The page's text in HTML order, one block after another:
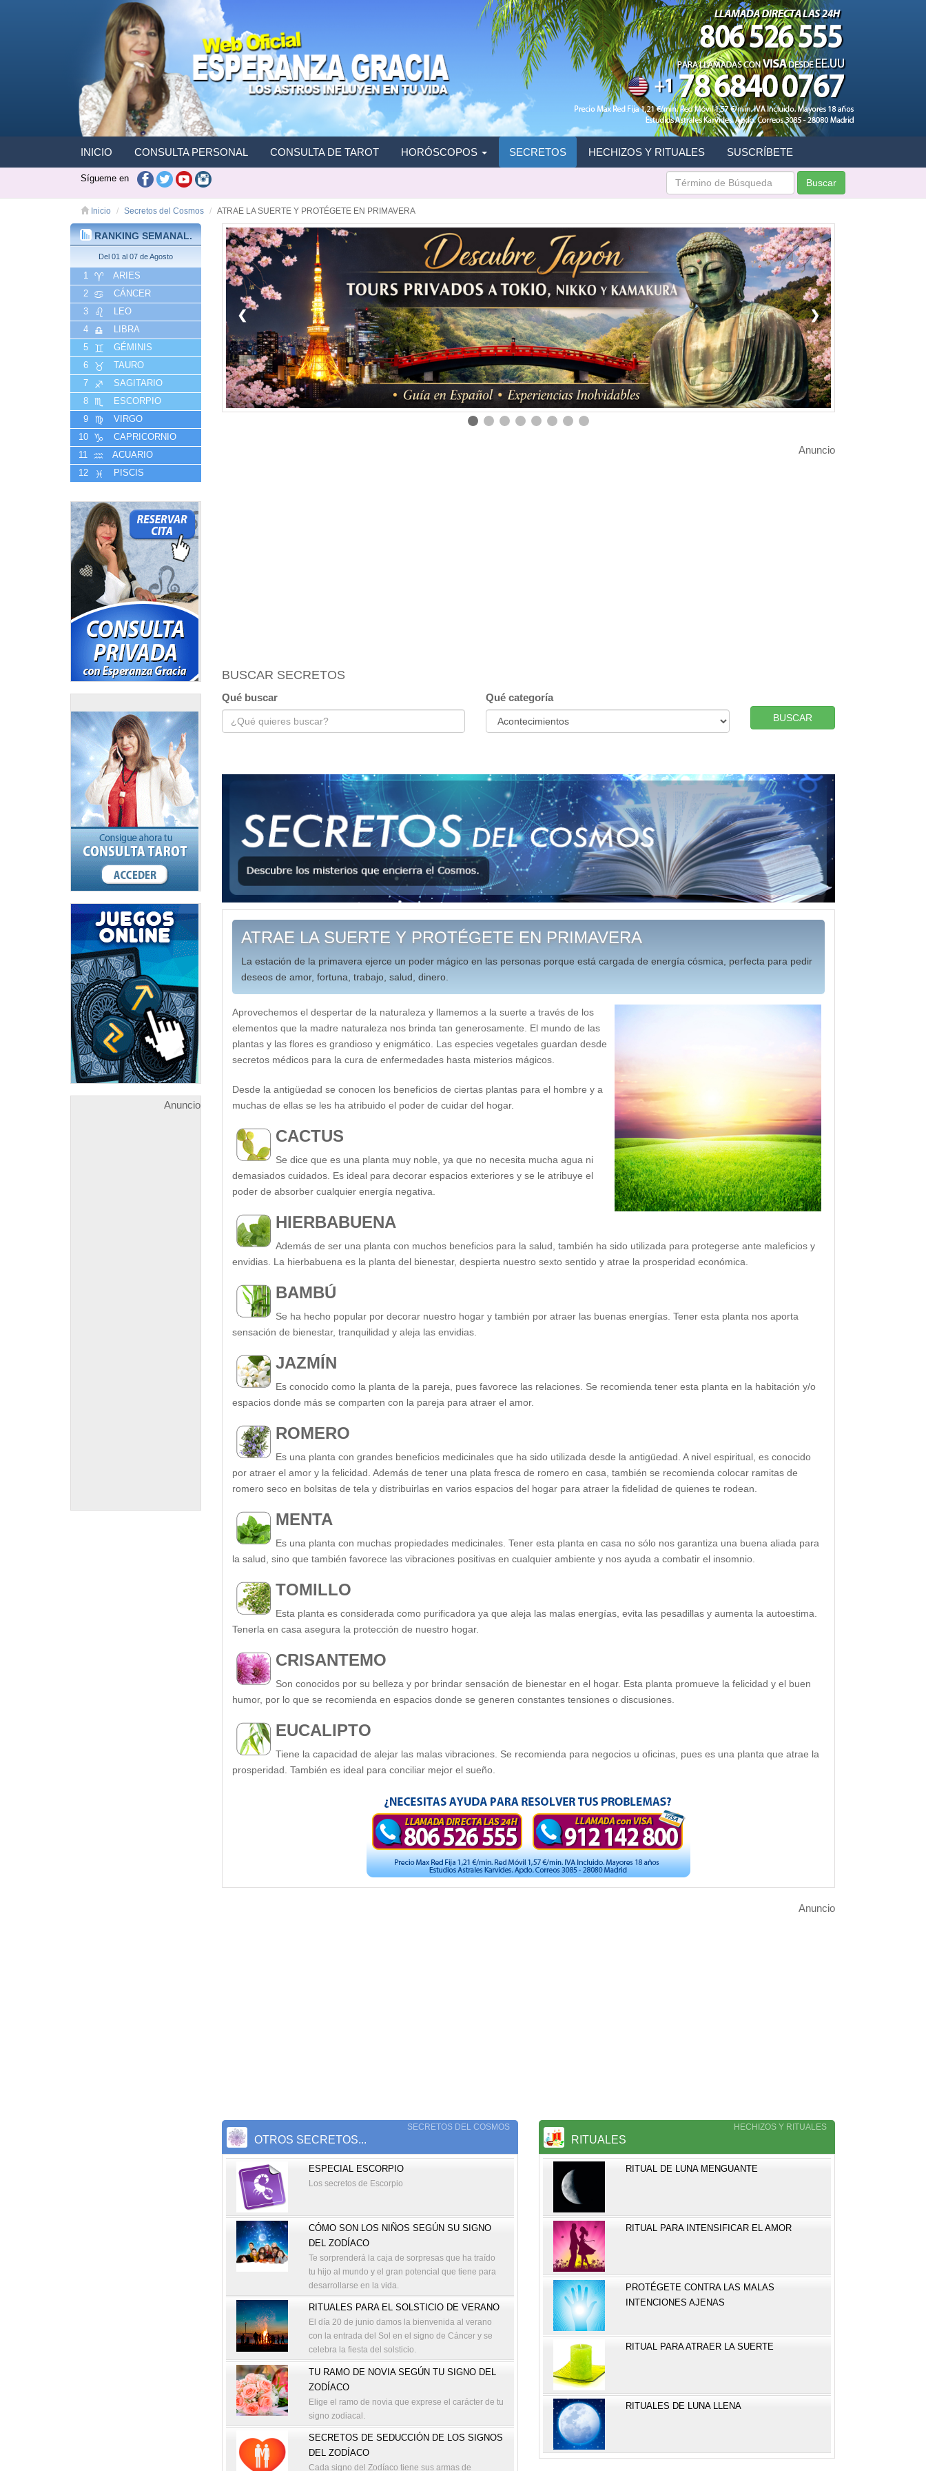
INICIO CONSULTA PERSONAL CONSULTA DE TAROT HORÓSCOPOS SECRETOS HECHIZOS Y RITUALES SUSCRÍBETE
Sígueme en Buscar
Inicio Secretos del Cosmos ATRAE LA SUERTE Y PROTÉGETE EN PRIMAVERA
RANKING SEMANAL.
Del 01 al 07 de Agosto
1
ARIES
2
CÁNCER
3
LEO
4
LIBRA
5
GÉMINIS
6
TAURO
7
SAGITARIO
8
ESCORPIO
9
VIRGO
10
CAPRICORNIO
11
ACUARIO
12
PISCIS
Anuncio
❮ ❯
Anuncio
BUSCAR SECRETOS
Qué buscar Qué categoría
BUSCAR
ATRAE LA SUERTE Y PROTÉGETE EN PRIMAVERA
La estación de la primavera ejerce un poder mágico en las personas porque está cargada de energía cósmica, perfecta para pedir
deseos de amor, fortuna, trabajo, salud, dinero.
Aprovechemos el despertar de la naturaleza y llamemos a la suerte a través de los
elementos que la madre naturaleza nos brinda tan generosamente. El mundo de las
plantas y las flores es grandioso y enigmático. Las especies vegetales guardan desde
secretos médicos para la cura de enfermedades hasta misterios mágicos.
Desde la antigüedad se conocen los beneficios de ciertas plantas para el hombre y a
muchas de ellas se les ha atribuido el poder de cuidar del hogar.
CACTUS
Se dice que es una planta muy noble, ya que no necesita mucha agua ni
demasiados cuidados. Es ideal para decorar espacios exteriores y se le atribuye el
poder de absorber cualquier energía negativa.
HIERBABUENA
Además de ser una planta con muchos beneficios para la salud, también ha sido utilizada para protegerse ante maleficios y
envidias. La hierbabuena es la planta del bienestar, despierta nuestro sexto sentido y atrae la prosperidad económica.
BAMBÚ
Se ha hecho popular por decorar nuestro hogar y también por atraer las buenas energías. Tener esta planta nos aporta
sensación de bienestar, tranquilidad y aleja las envidias.
JAZMÍN
Es conocido como la planta de la pareja, pues favorece las relaciones. Se recomienda tener esta planta en la habitación y/o
espacios donde más se comparten con la pareja para atraer el amor.
ROMERO
Es una planta con grandes beneficios medicinales que ha sido utilizada desde la antigüedad. A nivel espiritual, es conocido
por atraer el amor y la felicidad. Además de tener una plata fresca de romero en casa, también se recomienda colocar ramitas de
romero seco en bolsitas de tela y distribuirlas en varios espacios del hogar para atraer la fidelidad de quienes te rodean.
MENTA
Es una planta con muchas propiedades medicinales. Tener esta planta en casa no sólo nos garantiza una buena aliada para
la salud, sino que también favorece las vibraciones positivas en cualquier ambiente y nos ayuda a combatir el insomnio.
TOMILLO
Esta planta es considerada como purificadora ya que aleja las malas energías, evita las pesadillas y aumenta la autoestima.
Tenerla en casa asegura la protección de nuestro hogar.
CRISANTEMO
Son conocidos por su belleza y por brindar sensación de bienestar en el hogar. Esta planta promueve la felicidad y el buen
humor, por lo que se recomienda en espacios donde se generen constantes tensiones o discusiones.
EUCALIPTO
Tiene la capacidad de alejar las malas vibraciones. Se recomienda para negocios u oficinas, pues es una planta que atrae la
prosperidad. También es ideal para conciliar mejor el sueño.
Anuncio
SECRETOS DEL COSMOS
OTROS SECRETOS...
ESPECIAL ESCORPIO
Los secretos de Escorpio
CÓMO SON LOS NIÑOS SEGÚN SU SIGNO
DEL ZODÍACO
Te sorprenderá la caja de sorpresas que ha traído
tu hijo al mundo y el gran potencial que tiene para
desarrollarse en la vida.
RITUALES PARA EL SOLSTICIO DE VERANO
El día 20 de junio damos la bienvenida al verano
con la entrada del Sol en el signo de Cáncer y se
celebra la fiesta del solsticio.
TU RAMO DE NOVIA SEGÚN TU SIGNO DEL
ZODÍACO
Elige el ramo de novia que exprese el carácter de tu
signo zodiacal.
SECRETOS DE SEDUCCIÓN DE LOS SIGNOS
DEL ZODÍACO
Cada signo del Zodíaco tiene sus armas de
HECHIZOS Y RITUALES
RITUALES
RITUAL DE LUNA MENGUANTE
RITUAL PARA INTENSIFICAR EL AMOR
PROTÉGETE CONTRA LAS MALAS
INTENCIONES AJENAS
RITUAL PARA ATRAER LA SUERTE
RITUALES DE LUNA LLENA